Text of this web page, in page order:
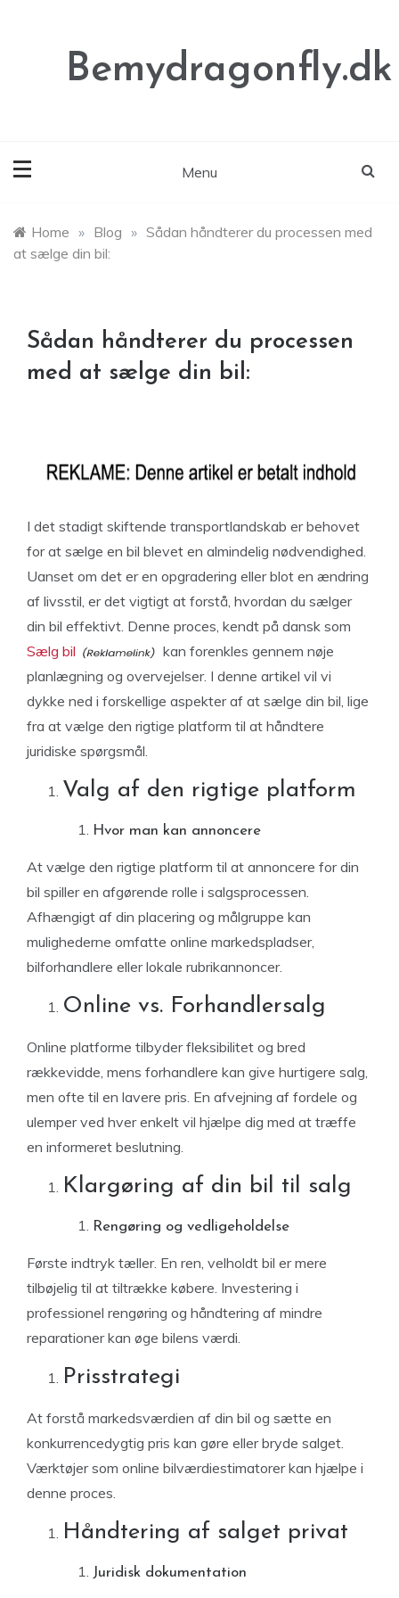
Bemydragonfly.dk
Menu
Home » Blog » Sådan håndterer du processen med
at sælge din bil:
Sådan håndterer du processen
med at sælge din bil:
I det stadigt skiftende transportlandskab er behovet
for at sælge en bil blevet en almindelig nødvendighed.
Uanset om det er en opgradering eller blot en ændring
af livsstil, er det vigtigt at forstå, hvordan du sælger
din bil effektivt. Denne proces, kendt på dansk som
Sælg bil
kan forenkles gennem nøje
planlægning og overvejelser. I denne artikel vil vi
dykke ned i forskellige aspekter af at sælge din bil, lige
fra at vælge den rigtige platform til at håndtere
juridiske spørgsmål.
Valg af den rigtige platform
Hvor man kan annoncere
At vælge den rigtige platform til at annoncere for din
bil spiller en afgørende rolle i salgsprocessen.
Afhængigt af din placering og målgruppe kan
mulighederne omfatte online markedspladser,
bilforhandlere eller lokale rubrikannoncer.
Online vs. Forhandlersalg
Online platforme tilbyder fleksibilitet og bred
rækkevidde, mens forhandlere kan give hurtigere salg,
men ofte til en lavere pris. En afvejning af fordele og
ulemper ved hver enkelt vil hjælpe dig med at træffe
en informeret beslutning.
Klargøring af din bil til salg
Rengøring og vedligeholdelse
Første indtryk tæller. En ren, velholdt bil er mere
tilbøjelig til at tiltrække købere. Investering i
professionel rengøring og håndtering af mindre
reparationer kan øge bilens værdi.
Prisstrategi
At forstå markedsværdien af ​​din bil og sætte en
konkurrencedygtig pris kan gøre eller bryde salget.
Værktøjer som online bilværdiestimatorer kan hjælpe i
denne proces.
Håndtering af salget privat
Juridisk dokumentation